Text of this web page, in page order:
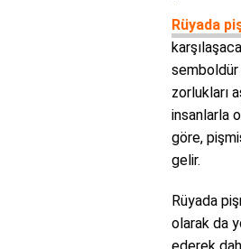
Rüyada
zorlukları
insanlarla
göre,
gelir.
Rüyada
olarak da